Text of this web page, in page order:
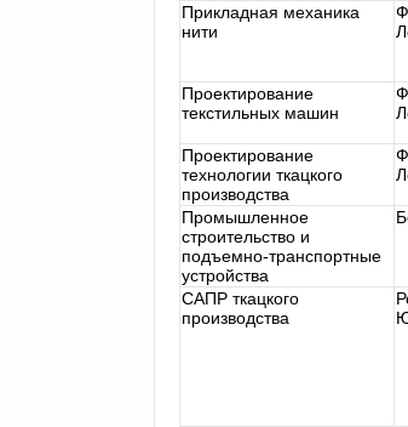
Прикладная механика
нити
Проектирование
текстильных машин
Проектирование
технологии ткацкого
производства
Промышленное
строительство и
подъемно-транспортные
устройства
САПР ткацкого
производства